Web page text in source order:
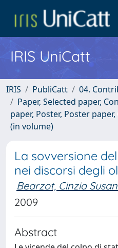
IRIS UniCatt
IRIS PubliCatt
04.
Paper, Selected paper,
paper, Poster, Poster
(in volume)
La sovversione
nei discorsi degli
Bearzot, Cinzia
2009
Abstract